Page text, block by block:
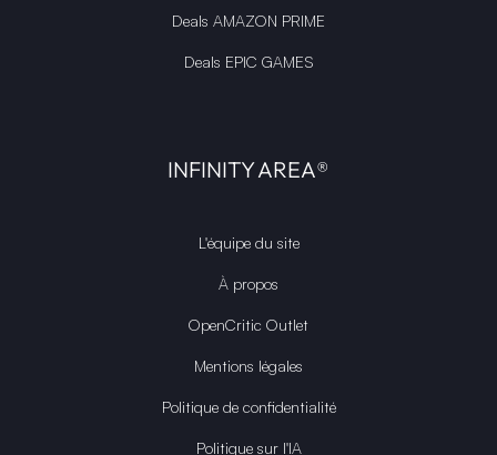
Deals AMAZON PRIME
Deals EPIC GAMES
INFINITY AREA®
L'équipe du site
À propos
OpenCritic Outlet
Mentions légales
Politique de confidentialité
Politique sur l'IA